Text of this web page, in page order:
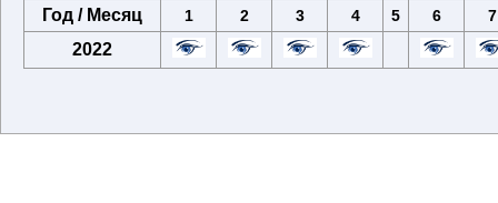
Год / Месяц 1 2 3 4 5 6 7
2022